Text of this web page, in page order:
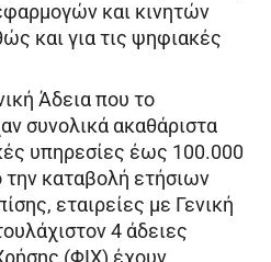
και κινητών
και για τις ψηφιακές
Άδεια που το
συνολικά ακαθάριστα
υπηρεσίες έως 100.000
την καταβολή ετήσιων
εταιρείες με Γενική
4 άδειες
(ΦΙΧ) έχουν